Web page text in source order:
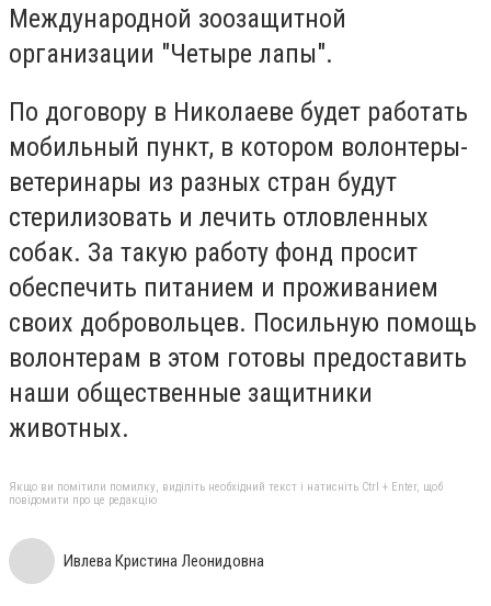
Международной зоозащитной
организации "Четыре лапы".
По договору в Николаеве будет работать
мобильный пункт, в котором волонтеры-
ветеринары из разных стран будут
стерилизовать и лечить отловленных
собак. За такую работу фонд просит
обеспечить питанием и проживанием
своих добровольцев. Посильную помощь
волонтерам в этом готовы предоставить
наши общественные защитники
животных.
Якщо ви помітили помилку, виділіть необхідний текст і натисніть Ctrl + Enter, щоб
повідомити про це редакцію
Ивлева Кристина Леонидовна